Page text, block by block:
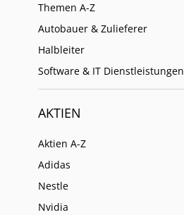
Themen A-Z
Autobauer & Zulieferer
Halbleiter
Software & IT Dienstleistungen
AKTIEN
Aktien A-Z
Adidas
Nestle
Nvidia